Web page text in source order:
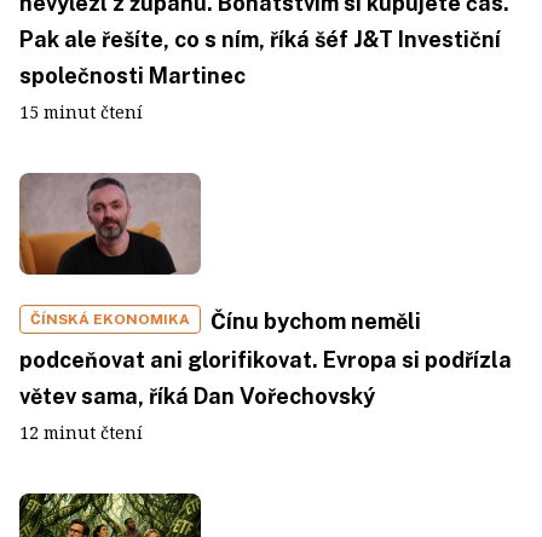
Pak ale řešíte, co s ním, říká šéf J&T Investiční
společnosti Martinec
15 minut čtení
ČÍNSKÁ EKONOMIKA
Čínu bychom neměli
podceňovat ani glorifikovat. Evropa si podřízla
větev sama, říká Dan Vořechovský
12 minut čtení